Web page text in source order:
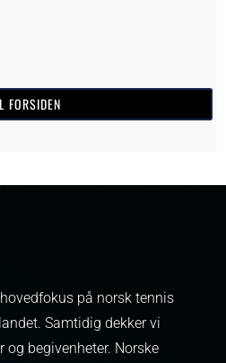
FORSIDEN
på norsk tennis
Samtidig dekker vi
og begivenheter. Norske